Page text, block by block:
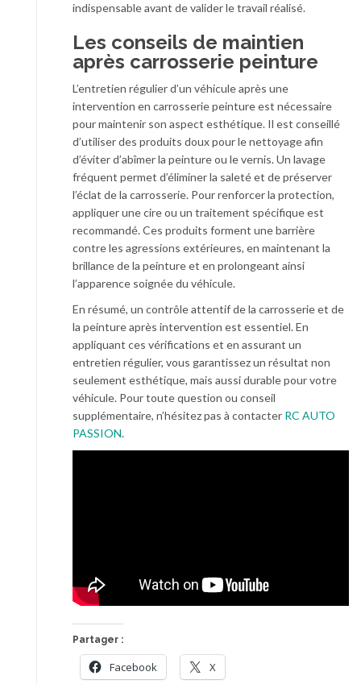
indispensable avant de valider le travail réalisé.
Les conseils de maintien
après carrosserie peinture
L’entretien régulier d’un véhicule après une
intervention en carrosserie peinture est nécessaire
pour maintenir son aspect esthétique. Il est conseillé
d’utiliser des produits doux pour le nettoyage afin
d’éviter d’abîmer la peinture ou le vernis. Un lavage
fréquent permet d’éliminer la saleté et de préserver
l’éclat de la carrosserie. Pour renforcer la protection,
appliquer une cire ou un traitement spécifique est
recommandé. Ces produits forment une barrière
contre les agressions extérieures, en maintenant la
brillance de la peinture et en prolongeant ainsi
l’apparence soignée du véhicule.
En résumé, un contrôle attentif de la carrosserie et de
la peinture après intervention est essentiel. En
appliquant ces vérifications et en assurant un
entretien régulier, vous garantissez un résultat non
seulement esthétique, mais aussi durable pour votre
véhicule. Pour toute question ou conseil
supplémentaire, n’hésitez pas à contacter RC AUTO
PASSION.
Partager :
Facebook X